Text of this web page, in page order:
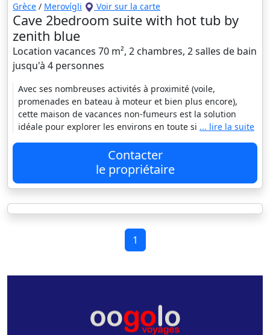
Grèce / Merovígli Voir sur la carte
Cave 2bedroom suite with hot tub by
zenith blue
Location vacances 70 m², 2 chambres, 2 salles de bain
jusqu'à 4 personnes
Avec ses nombreuses activités à proximité (voile,
promenades en bateau à moteur et bien plus encore),
cette maison de vacances non-fumeurs est la solution
idéale pour explorer les environs en toute si ... lire la suite
Contacter
le propriétaire
1